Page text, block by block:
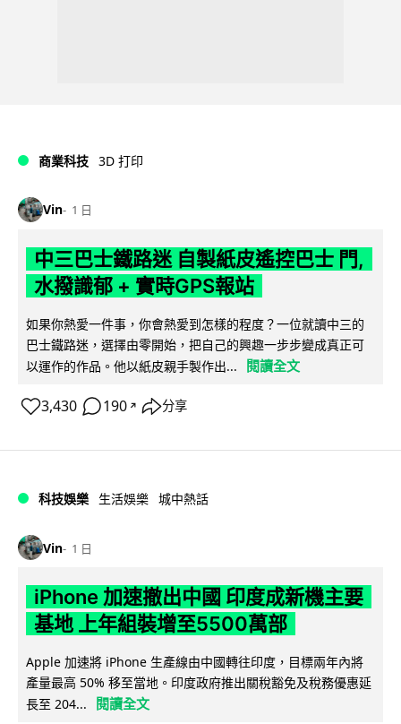
商業科技 3D 打印
Vin 1 日
中三巴士鐵路迷 自製紙皮遙控巴士 門,
水撥識郁 + 實時GPS報站
如果你熱愛一件事，你會熱愛到怎樣的程度？一位就讀中三的
巴士鐵路迷，選擇由零開始，把自己的興趣一步步變成真正可
以運作的作品。他以紙皮親手製作出...
閱讀全文
3,430 190 ↗ 分享
科技娛樂 生活娛樂 城中熱話
Vin 1 日
iPhone 加速撤出中國 印度成新機主要
基地 上年組裝增至5500萬部
Apple 加速將 iPhone 生產線由中國轉往印度，目標兩年內將
產量最高 50% 移至當地。印度政府推出關稅豁免及稅務優惠延
長至 204...
閱讀全文